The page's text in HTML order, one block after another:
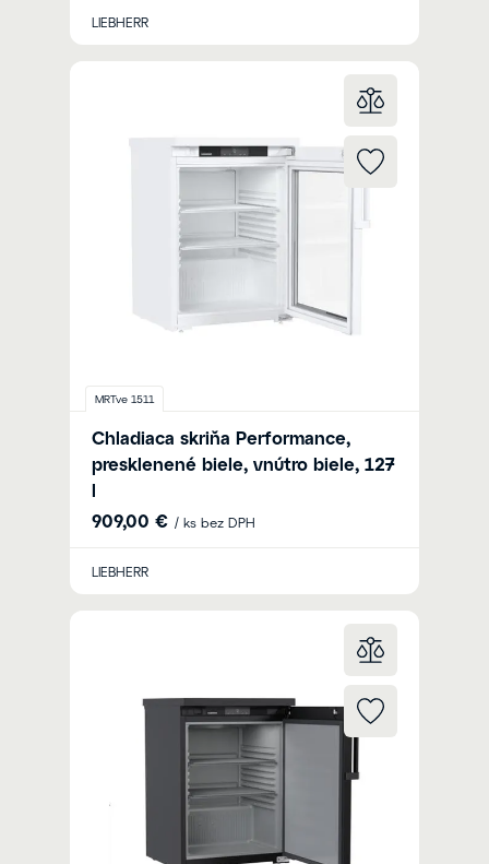
LIEBHERR
MRTve 1511
Chladiaca skriňa Performance,
presklenené biele, vnútro biele, 127
l
909,00 € / ks bez DPH
LIEBHERR